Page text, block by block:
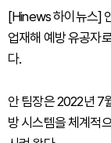
[Hinews 하이뉴스]
업재해 예방 유공자
다.
안 팀장은 2022년 7
방 시스템을 체계적